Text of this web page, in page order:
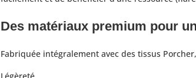
Des matériaux premium pour
Fabriquée intégralement avec des tissus Porcher,
Légèreté